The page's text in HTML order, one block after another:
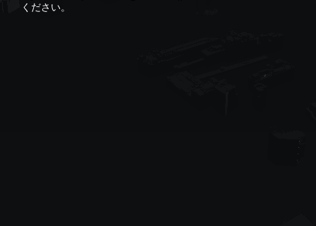
ください。